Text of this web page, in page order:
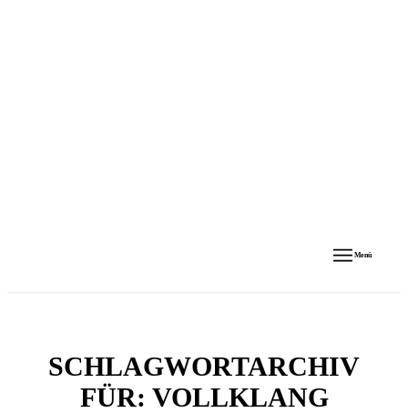
Menü
SCHLAGWORTARCHIV
FÜR: VOLLKLANG